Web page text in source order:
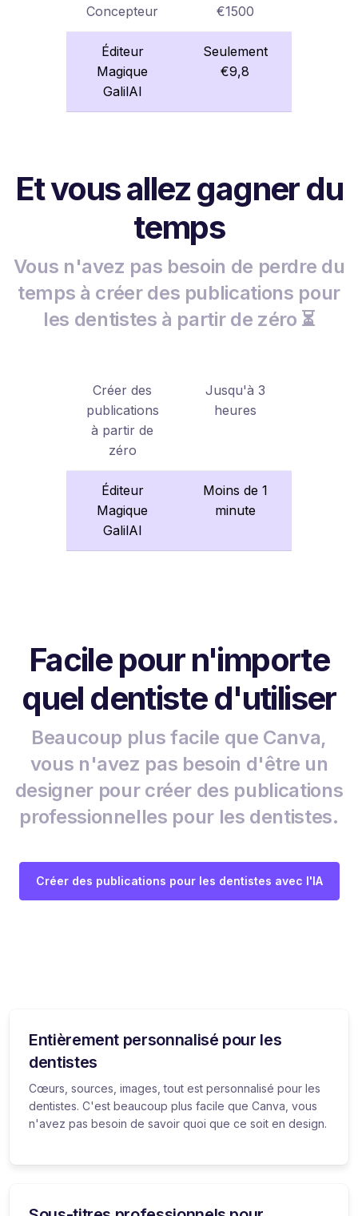
Concepteur €1500
Éditeur
Magique
GalilAI
Seulement
€9,8
Et vous allez gagner du
temps
Vous n'avez pas besoin de perdre du
temps à créer des publications pour
les dentistes à partir de zéro ⏳
Créer des
publications
à partir de
zéro
Jusqu'à 3
heures
Éditeur
Magique
GalilAI
Moins de 1
minute
Facile pour n'importe
quel dentiste d'utiliser
Beaucoup plus facile que Canva,
vous n'avez pas besoin d'être un
designer pour créer des publications
professionnelles pour les dentistes.
Créer des publications pour les dentistes avec l'IA
Entièrement personnalisé pour les
dentistes
Cœurs, sources, images, tout est personnalisé pour les
dentistes. C'est beaucoup plus facile que Canva, vous
n'avez pas besoin de savoir quoi que ce soit en design.